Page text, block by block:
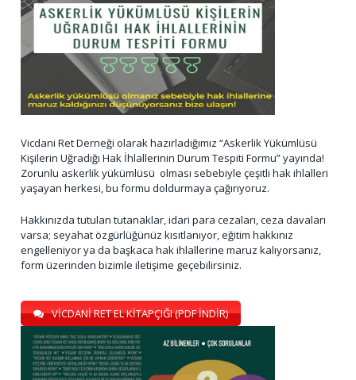
Vicdani Ret Derneği olarak hazırladığımız “Askerlik Yükümlüsü
Kişilerin Uğradığı Hak İhlallerinin Durum Tespiti Formu” yayında!
Zorunlu askerlik yükümlüsü olması sebebiyle çeşitli hak ihlalleri
yaşayan herkesi, bu formu doldurmaya çağırıyoruz.
Hakkınızda tutulan tutanaklar, idari para cezaları, ceza davaları
varsa; seyahat özgürlüğünüz kısıtlanıyor, eğitim hakkınız
engelleniyor ya da başkaca hak ihlallerine maruz kalıyorsanız,
form üzerinden bizimle iletişime geçebilirsiniz.
VİCDANİ RET EL KİTAPÇIĞI (PDF İNDİR)